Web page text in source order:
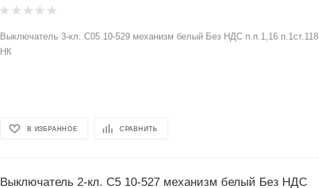
Выключатель 3-кл. С05 10-529 механизм белый Без НДС п.п.1,16 п.1ст.118
НК
В ИЗБРАННОЕ СРАВНИТЬ
Выключатель 2-кл. С5 10-527 механизм белый Без НДС